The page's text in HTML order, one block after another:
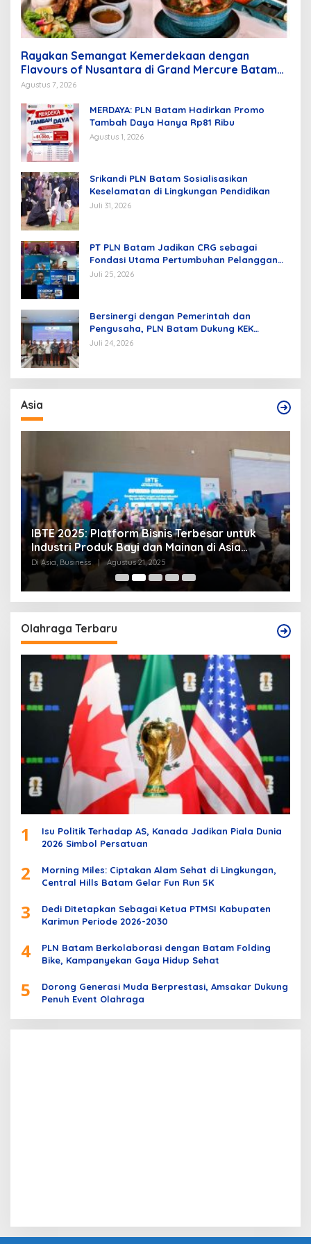
Rayakan Semangat Kemerdekaan dengan
Flavours of Nusantara di Grand Mercure Batam
Centre
Agustus 7, 2026
MERDAYA: PLN Batam Hadirkan Promo
Tambah Daya Hanya Rp81 Ribu
Agustus 1, 2026
Srikandi PLN Batam Sosialisasikan
Keselamatan di Lingkungan Pendidikan
Juli 31, 2026
PT PLN Batam Jadikan CRG sebagai
Fondasi Utama Pertumbuhan Pelanggan
dan Pembangunan Infrastruktur
Juli 25, 2026
Bersinergi dengan Pemerintah dan
Pengusaha, PLN Batam Dukung KEK
Tanjung Sauh sebagai Hub Energi Baru
Juli 24, 2026
Asia
IBTE 2025: Platform Bisnis Terbesar untuk
Industri Produk Bayi dan Mainan di Asia
Tenggara
Di Asia, Business | Agustus 21, 2025
Olahraga Terbaru
1
Isu Politik Terhadap AS, Kanada Jadikan Piala Dunia
2026 Simbol Persatuan
2
Morning Miles: Ciptakan Alam Sehat di Lingkungan,
Central Hills Batam Gelar Fun Run 5K
3
Dedi Ditetapkan Sebagai Ketua PTMSI Kabupaten
Karimun Periode 2026-2030
4
PLN Batam Berkolaborasi dengan Batam Folding
Bike, Kampanyekan Gaya Hidup Sehat
5
Dorong Generasi Muda Berprestasi, Amsakar Dukung
Penuh Event Olahraga